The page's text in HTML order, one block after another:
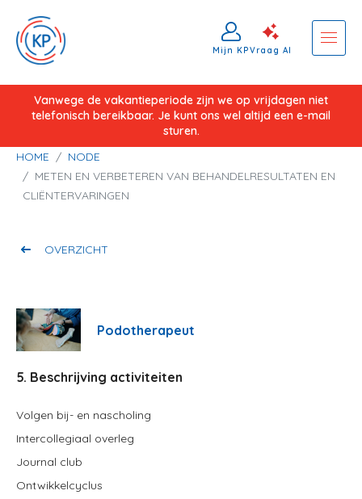
Overslaan
inhoud
Vanwege de vakantieperiode zijn we op vrijdagen niet
telefonisch bereikbaar. Je kunt ons wel altijd een e-mail
sturen.
Mijn KPVraag AI
Kruimelpad
HOME
NODE
METEN EN VERBETEREN VAN BEHANDELRESULTATEN EN
CLIËNTERVARINGEN
OVERZICHT
Podotherapeut
5. Beschrijving activiteiten
Volgen bij- en nascholing
Intercollegiaal overleg
Journal club
Ontwikkelcyclus